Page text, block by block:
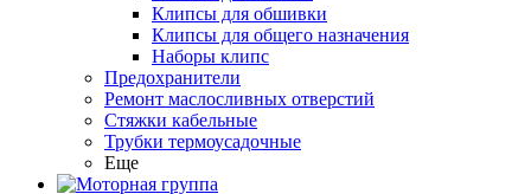
Клипсы для обшивки
Клипсы для общего назначения
Наборы клипс
Предохранители
Ремонт маслосливных отверстий
Стяжки кабельные
Трубки термоусадочные
Еще